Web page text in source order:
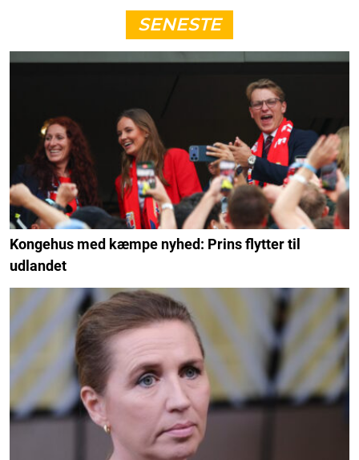
SENESTE
Kongehus med kæmpe nyhed: Prins flytter til
udlandet